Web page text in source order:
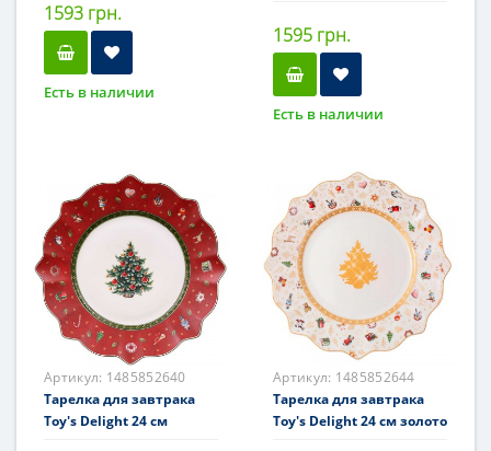
1593 грн.
Есть в наличии
1595 грн.
Есть в наличии
Артикул: 1485852640
Тарелка для завтрака
Toy's Delight 24 см
Артикул: 1485852644
Тарелка для завтрака
Toy's Delight 24 см золото